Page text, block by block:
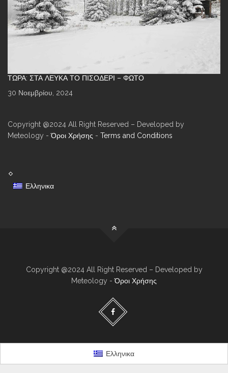
ΤΏΡΑ: ΣΤΑ ΛΕΥΚΆ ΤΟ ΠΙΣΟΔΈΡΙ – ΦΩΤΌ
30 Νοεμβρίου, 2024
Copyright @2024 All Right Reserved – Developed by
Meteology -Όροι Χρήσης - Terms and Conditions
Ελληνικα
Copyright @2024 All Right Reserved – Developed by
Meteology -Όροι Χρήσης
Ελληνικα